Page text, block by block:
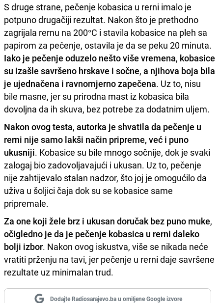
S druge strane, pečenje kobasica u rerni imalo je
potpuno drugačiji rezultat. Nakon što je prethodno
zagrijala rernu na 200°C i stavila kobasice na pleh sa
papirom za pečenje, ostavila je da se peku 20 minuta.
Iako je pečenje oduzelo nešto više vremena, kobasice
su izašle savršeno hrskave i sočne, a njihova boja bila
je ujednačena i ravnomjerno zapečena. Uz to, nisu
bile masne, jer su prirodna mast iz kobasica bila
dovoljna da ih skuva, bez potrebe za dodatnim uljem.
Nakon ovog testa, autorka je shvatila da pečenje u
rerni nije samo lakši način pripreme, već i puno
ukusniji. Kobasice su bile mnogo sočnije, dok je svaki
zalogaj bio zadovoljavajući i ukusan. Uz to, pečenje
nije zahtijevalo stalan nadzor, što joj je omogućilo da
uživa u šoljici čaja dok su se kobasice same
pripremale.
Za one koji žele brz i ukusan doručak bez puno muke,
očigledno je da je pečenje kobasica u rerni daleko
bolji izbor. Nakon ovog iskustva, više se nikada neće
vratiti prženju na tavi, jer pečenje u rerni daje savršene
rezultate uz minimalan trud.
Dodajte Radiosarajevo.ba u omiljene Google izvore